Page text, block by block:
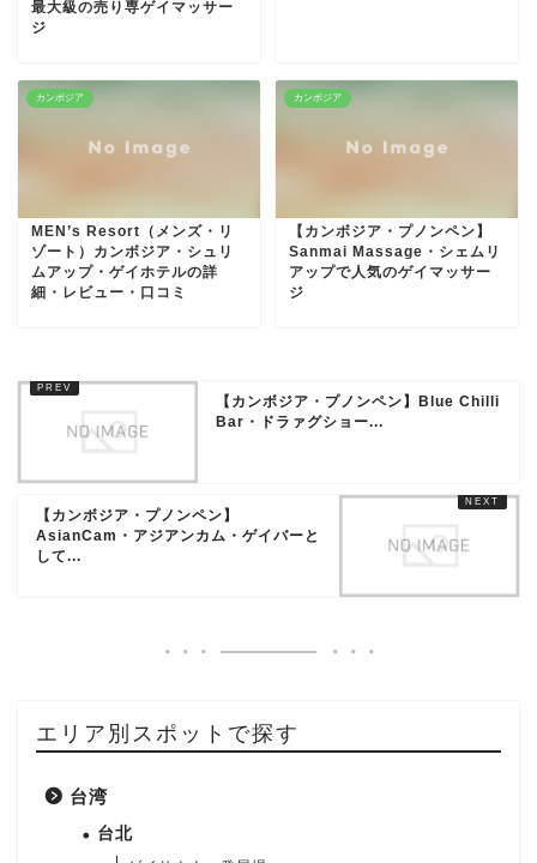
最大級の売り専ゲイマッサー
ジ
カンボジア
MEN’s Resort（メンズ・リ
ゾート）カンボジア・シュリ
ムアップ・ゲイホテルの詳
細・レビュー・口コミ
カンボジア
【カンボジア・プノンペン】
Sanmai Massage・シェムリ
アップで人気のゲイマッサー
ジ
【カンボジア・プノンペン】Blue Chilli
Bar・ドラァグショー...
【カンボジア・プノンペン】
AsianCam・アジアンカム・ゲイバーと
して...
エリア別スポットで探す
台湾
台北